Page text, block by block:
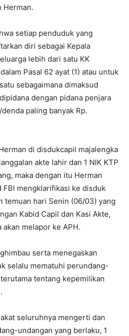
Herman.
setiap penduduk yang
diri sebagai Kepala
lebih dari satu KK
Pasal 62 ayat (1) atau untuk
sebagaimana dimaksud
dengan pidana penjara
paling banyak Rp.
di disdukcapil majalengka
akte lahir dan 1 NIK KTP
maka dengan itu Herman
FBI mengklarifikasi ke disduk
temuan hari Senin (06/03) yang
Kabid Capil dan Kasi Akte,
melapor ke APH.
serta menegaskan
selalu mematuhi perundang-
tentang kepemilikan
seluruhnya mengerti dan
undangan yang berlaku, 1